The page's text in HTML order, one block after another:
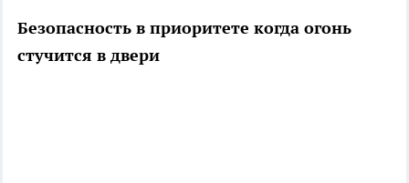
Безопасность в приоритете когда огонь
стучится в двери